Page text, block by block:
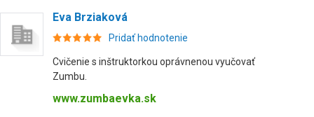
Eva Brziaková
Pridať hodnotenie
Cvičenie s inštruktorkou oprávnenou vyučovať
Zumbu.
www.zumbaevka.sk